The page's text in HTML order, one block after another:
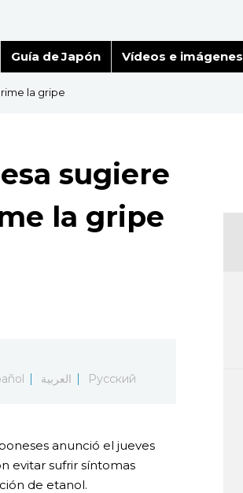
Guía de Japón Vídeos e imágenes
la gripe
sugiere
la gripe
العربية Русский
anunció el jueves
evitar sufrir síntomas
de etanol.